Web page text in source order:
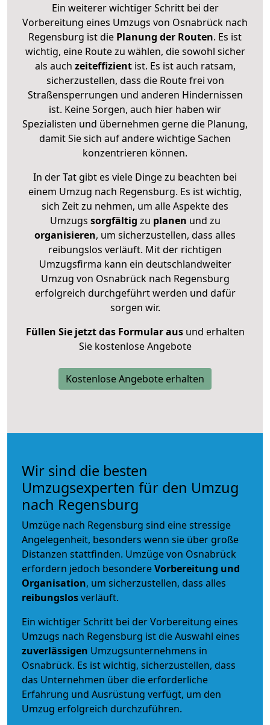
Ein weiterer wichtiger Schritt bei der
Vorbereitung eines Umzugs von Osnabrück nach
Regensburg ist die Planung der Routen. Es ist
wichtig, eine Route zu wählen, die sowohl sicher
als auch zeiteffizientist. Es ist auch ratsam,
sicherzustellen, dass die Route frei von
Straßensperrungen und anderen Hindernissen
ist. Keine Sorgen, auch hier haben wir
Spezialisten und übernehmen gerne die Planung,
damit Sie sich auf andere wichtige Sachen
konzentrieren können.
In der Tat gibt es viele Dinge zu beachten bei
einem Umzug nach Regensburg. Es ist wichtig,
sich Zeit zu nehmen, um alle Aspekte des
Umzugs sorgfältig zu planen und zu
organisieren, um sicherzustellen, dass alles
reibungslos verläuft. Mit der richtigen
Umzugsfirma kann ein deutschlandweiter
Umzug von Osnabrück nach Regensburg
erfolgreich durchgeführt werden und dafür
sorgen wir.
Füllen Sie jetzt das Formular ausund erhalten
Sie kostenlose Angebote
Kostenlose Angebote erhalten
Wir sind die besten
Umzugsexperten für den Umzug
nach Regensburg
Umzüge nach Regensburg sind eine stressige
Angelegenheit, besonders wenn sie über große
Distanzen stattfinden. Umzüge von Osnabrück
erfordern jedoch besondereVorbereitung und
Organisation, um sicherzustellen, dass alles
reibungslosverläuft.
Ein wichtiger Schritt bei der Vorbereitung eines
Umzugs nach Regensburg ist die Auswahl eines
zuverlässigen Umzugsunternehmens in
Osnabrück. Es ist wichtig, sicherzustellen, dass
das Unternehmen über die erforderliche
Erfahrung und Ausrüstung verfügt, um den
Umzug erfolgreich durchzuführen.